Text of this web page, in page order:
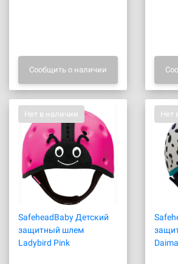
Сообщить о наличии
Нет в наличии
SafeheadBaby Детский
защитный шлем
Ladybird Pink
Нет